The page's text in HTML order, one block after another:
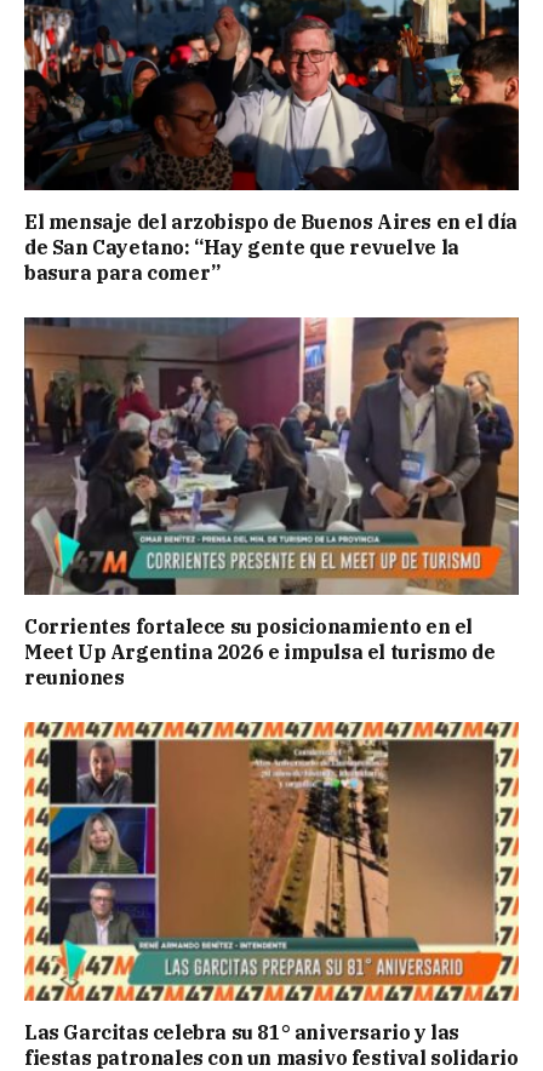
El mensaje del arzobispo de Buenos Aires en el día
de San Cayetano: “Hay gente que revuelve la
basura para comer”
Corrientes fortalece su posicionamiento en el
Meet Up Argentina 2026 e impulsa el turismo de
reuniones
Las Garcitas celebra su 81° aniversario y las
fiestas patronales con un masivo festival solidario